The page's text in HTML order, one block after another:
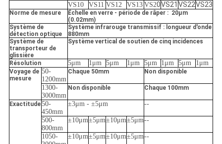
VS10 VS11 VS12 VS13 VS20VS21 VS22VS23
Norme de mesure
Échelle en verre - période de râper : 20μm
(0.02mm)
Système de
détection optique
Système infrarouge transmissif : longueur d'onde
880mm
Système de
transporteur de
glissière
Système vertical de soutien de cinq incidences
Résolution 5μm 1μm 5μm 1μm 5μm 1μm 5μm 1μm
Voyage de
mesure
50-
1200mm
Chaque 50mm Non disponible
1300-
3000mm
Non disponible Chaque 100mm
Exactitude50-
450mm
±3μm - ±5μm --
500-
800mm
±10μm±5μm±10μm±5μm--
1050-
±10μm±5μm±10μm±5μm--